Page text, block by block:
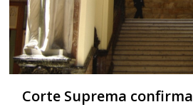
Corte Suprema